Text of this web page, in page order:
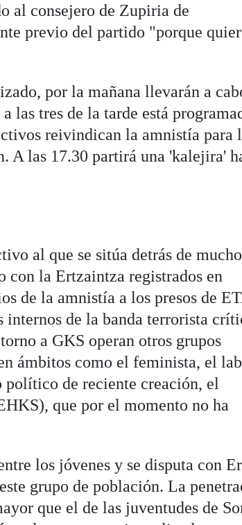
al consejero de Zupiria de
previo del partido "porque
por la mañana llevarán a
las tres de la tarde está
reivindican la amnistía para
A las 17.30 partirá una 'kalejira'
al que se sitúa detrás de
con la Ertzaintza registrados en
de la amnistía a los presos de
internos de la banda terrorista
a GKS operan otros grupos
ámbitos como el feminista, el
político de reciente creación, el
que por el momento no ha
los jóvenes y se disputa con
grupo de población. La
que el de las juventudes de